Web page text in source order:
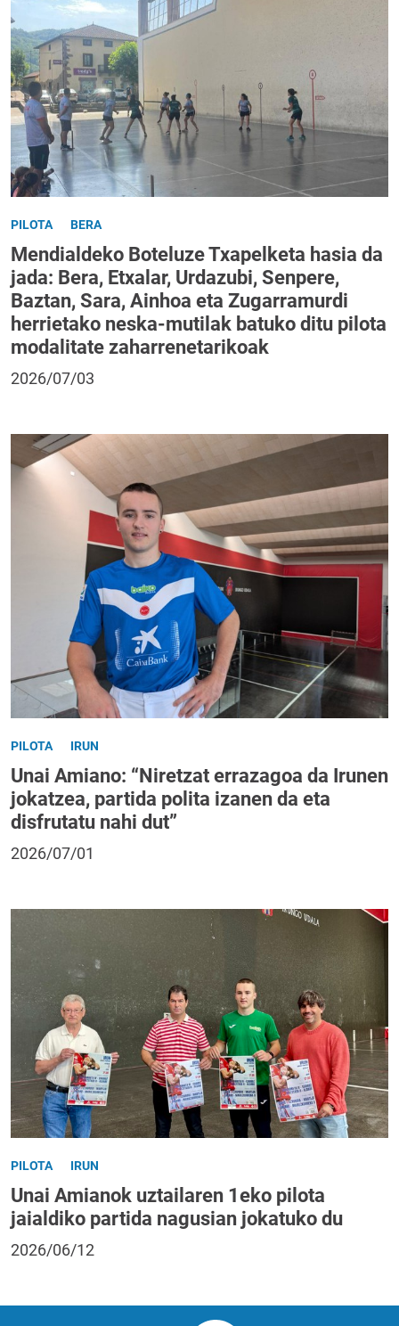
PILOTA BERA
Mendialdeko Boteluze Txapelketa hasia da
jada: Bera, Etxalar, Urdazubi, Senpere,
Baztan, Sara, Ainhoa eta Zugarramurdi
herrietako neska-mutilak batuko ditu pilota
modalitate zaharrenetarikoak
2026/07/03
PILOTA IRUN
Unai Amiano: “Niretzat errazagoa da Irunen
jokatzea, partida polita izanen da eta
disfrutatu nahi dut”
2026/07/01
PILOTA IRUN
Unai Amianok uztailaren 1eko pilota
jaialdiko partida nagusian jokatuko du
2026/06/12